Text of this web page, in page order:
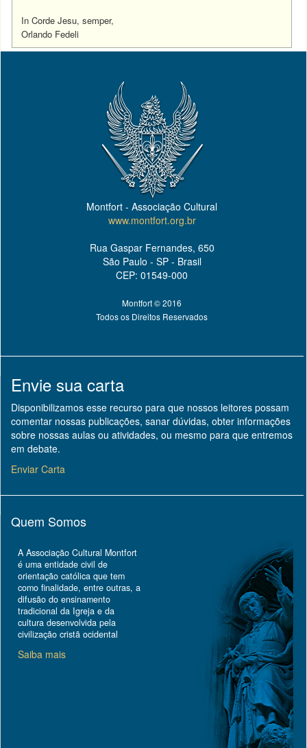
In Corde Jesu, semper,
Orlando Fedeli
Montfort - Associação Cultural
www.montfort.org.br
Rua Gaspar Fernandes, 650
São Paulo - SP - Brasil
CEP: 01549-000
Montfort © 2016
Todos os Direitos Reservados
Envie sua carta
Disponibilizamos esse recurso para que nossos leitores possam
comentar nossas publicações, sanar dúvidas, obter informações
sobre nossas aulas ou atividades, ou mesmo para que entremos
em debate.
Enviar Carta
Quem Somos
A Associação Cultural Montfort
é uma entidade civil de
orientação católica que tem
como finalidade, entre outras, a
difusão do ensinamento
tradicional da Igreja e da
cultura desenvolvida pela
civilização cristã ocidental
Saiba mais